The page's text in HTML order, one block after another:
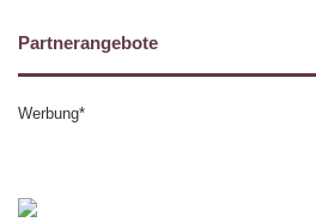
Partnerangebote
Werbung*